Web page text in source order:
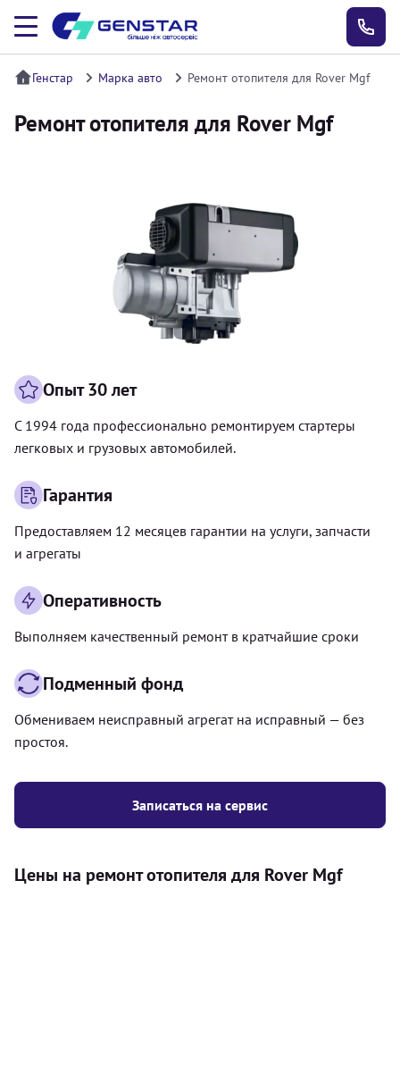
Генстар Марка авто Ремонт отопителя для Rover Mgf
Ремонт отопителя для Rover Mgf
Записаться на сервис
Опыт 30 лет
С 1994 года профессионально ремонтируем стартеры
легковых и грузовых автомобилей.
Гарантия
Предоставляем 12 месяцев гарантии на услуги, запчасти
и агрегаты
Оперативность
Выполняем качественный ремонт в кратчайшие сроки
Подменный фонд
Обмениваем неисправный агрегат на исправный — без
простоя.
Цены на ремонт отопителя для Rover Mgf